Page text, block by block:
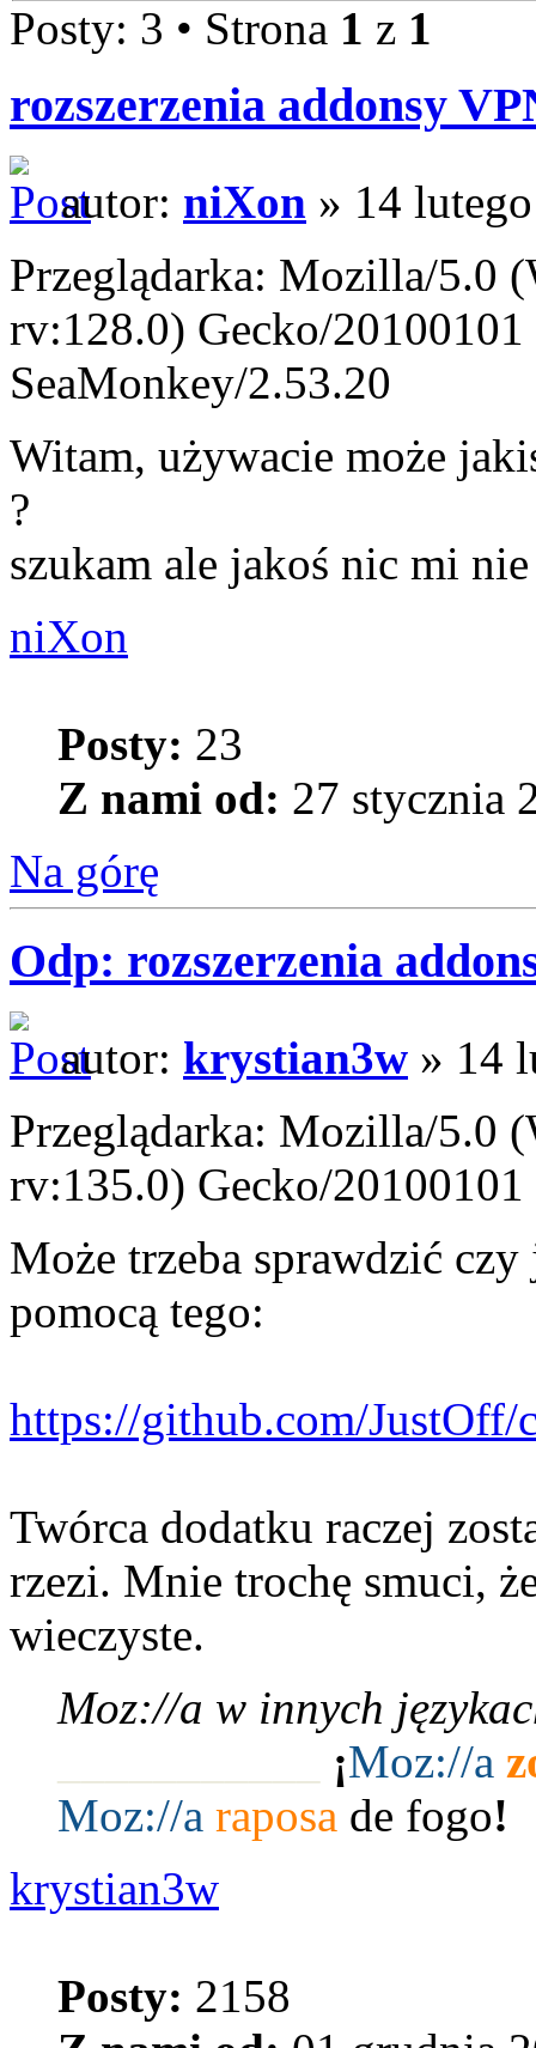
Posty: 3 • Strona 1 z 1
rozszerzenia addonsy
autor: niXon » 14
Przeglądarka: Mozilla/5.0
rv:128.0) Gecko/
SeaMonkey/2.53.20
Witam, używacie może
?
szukam ale jakoś nic mi nie
niXon
Posty: 23
Z nami od: 27 stycznia
Na górę
Odp: rozszerzenia
autor: krystian3w » 14
Przeglądarka: Mozilla/5.0
rv:135.0) Gecko/
Może trzeba sprawdzić czy
pomocą tego:
https://github.com/JustOff/
Twórca dodatku raczej
rzezi. Mnie trochę smuci,
wieczyste.
Moz://a w innych
¡Moz://a
Moz://a raposa de fogo!
krystian3w
Posty: 2158